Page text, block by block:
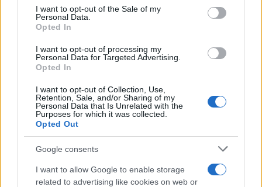
consent section.
I want to opt-out of the Sale of my
Personal Data.
Opted In
I want to opt-out of processing my
Personal Data for Targeted Advertising.
Opted In
I want to opt-out of Collection, Use,
Retention, Sale, and/or Sharing of my
Personal Data that Is Unrelated with the
Purposes for which it was collected.
Opted Out
Google consents
I want to allow Google to enable storage
related to advertising like cookies on web or
F
a
ce
b
o
o
k
T
w
it
r
Pi
n
te
st
h
at
A
p
p
h
a
Articolo precedente
NOTIZIE RECENTI
Controlli rafforzati in Costa Smeralda, 20
arresti e 135 denunce